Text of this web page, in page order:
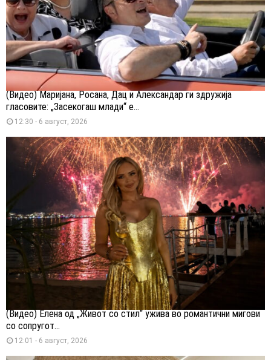
(Видео) Маријана, Росана, Дац и Александар ги здружија
гласовите: „Засекогаш млади“ е...
12:30 - 6 август, 2026
(Видео) Елена од „Живот со стил“ ужива во романтични мигови
со сопругот...
12:01 - 6 август, 2026